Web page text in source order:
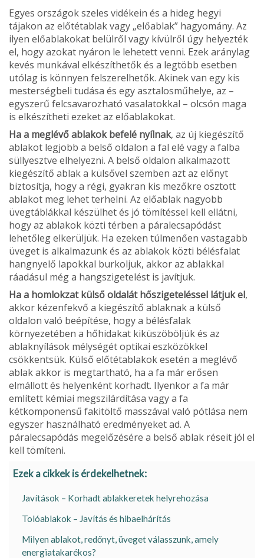
Egyes országok szeles vidékein és a hideg hegyi
tájakon az előtétablak vagy „előablak” hagyo­mány. Az
ilyen előablakokat belülről vagy kívülről úgy helyezték
el, hogy azokat nyáron le lehetett venni. Ezek aránylag
kevés munkával elkészíthe­tők és a legtöbb esetben
utólag is könnyen fel­szerelhetők. Akinek van egy kis
mesterségbeli tu­dása és egy asztalosműhelye, az –
egyszerű fel­csavarozható vasalatokkal – olcsón maga
is elkészítheti ezeket az előablakokat.
Ha a meglévő ablakok befelé nyílnak, az új ki­egészítő
ablakot legjobb a belső oldalon a fal elé vagy a falba
süllyesztve elhelyezni. A belső olda­lon alkalmazott
kiegészítő ablak a külsővel szem­ben azt az előnyt
biztosítja, hogy a régi, gyakran kis mezőkre osztott
ablakot meg lehet terhelni. Az előablak nagyobb
üvegtáblákkal készülhet és jó tömítéssel kell ellátni,
hogy az ablakok közti tér­ben a páralecsapódást
lehetőleg elkerüljük. Ha ezeken túlmenően vastagabb
üveget is alkalma­zunk és az ablakok közti bélésfalat
hangnyelő la­pokkal burkoljuk, akkor az ablakkal
ráadásul még a hangszigetelést is javítjuk.
Ha a homlokzat külső oldalát hőszigeteléssel látjuk el,
akkor kézenfekvő a kiegészítő ablaknak a külső
oldalon való beépítése, hogy a bélésfalak
környezetében a hőhidakat kiküszöböljük és az
ablaknyílások mélységét optikai eszközökkel
csökkentsük. Külső előtétablakok esetén a meg­lévő
ablak akkor is megtartható, ha a fa már erő­sen
elmállott és helyenként korhadt. Ilyenkor a fa már
említett kémiai megszilárdítása vagy a fa
kétkomponensű fakitöltő masszával való pótlása nem
egyszer használható eredményeket ad. A
páralecsapódás megelőzésére a belső ablak ré­seit jól el
kell tömíteni.
Ezek a cikkek is érdekelhetnek:
Javítások – Korhadt ablakkeretek helyrehozása
Tolóablakok – Javítás és hibaelhárítás
Milyen ablakot, redőnyt, üveget válasszunk, amely
energiatakarékos?